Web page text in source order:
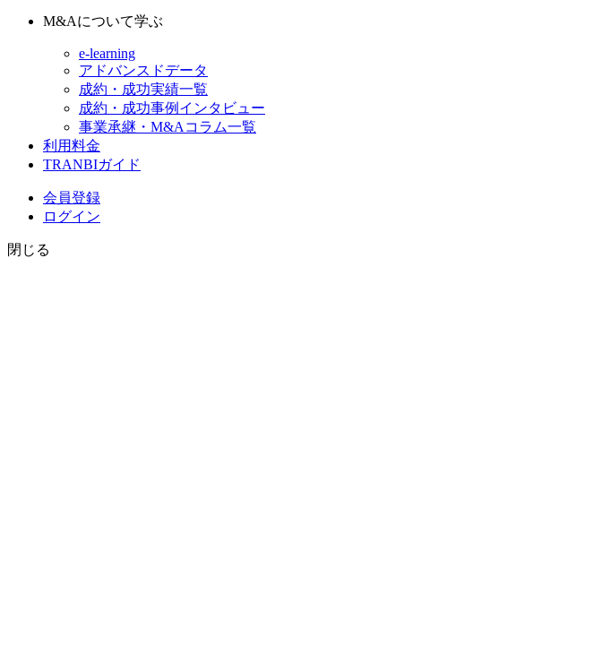
M&Aについて学ぶ
e-learning
アドバンスドデータ
成約・成功実績一覧
成約・成功事例インタビュー
事業承継・M&Aコラム一覧
利用料金
TRANBIガイド
会員登録
ログイン
閉じる